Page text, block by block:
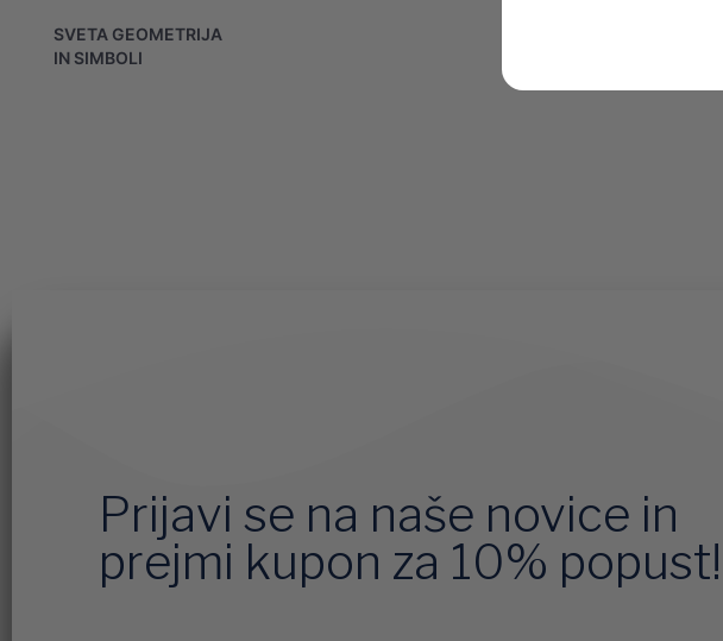
SVETA GEOMETRIJA
IN SIMBOLI
Prijavi se na naše novice in
prejmi kupon za 10% popust!